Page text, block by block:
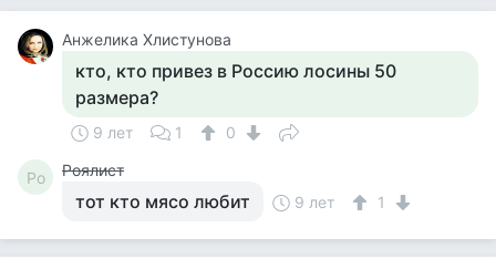
Анжелика Хлистунова
кто, кто привез в Россию лосины 50
размера?
9 лет 1 0
Ро Роялист
тот кто мясо любит 9 лет 1